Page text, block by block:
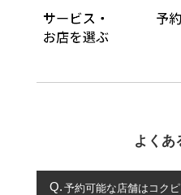
よくあ
予約可能な店舗はコク